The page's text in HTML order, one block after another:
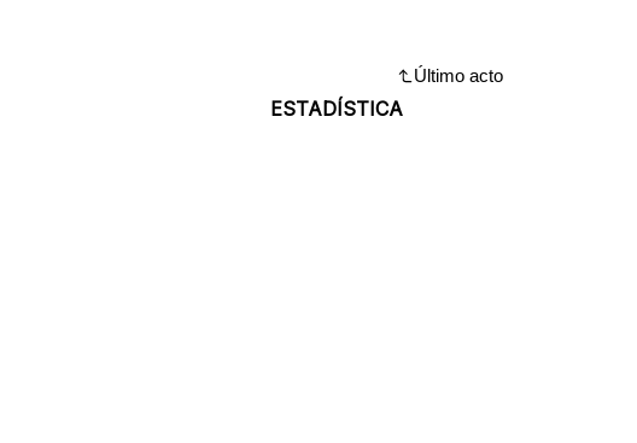
ESTADÍSTICA
Último acto